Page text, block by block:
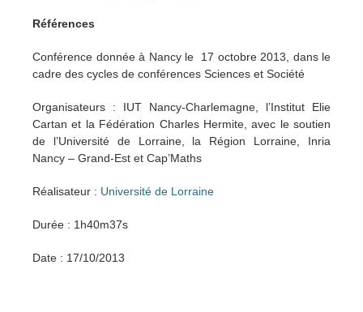
Références
Conférence donnée à Nancy le 17 octobre 2013, dans le
cadre des cycles de conférences Sciences et Société
Organisateurs : IUT Nancy-Charlemagne, l’Institut Elie
Cartan et la Fédération Charles Hermite, avec le soutien
de l’Université de Lorraine, la Région Lorraine, Inria
Nancy – Grand-Est et Cap’Maths
Réalisateur : Université de Lorraine
Durée : 1h40m37s
Date : 17/10/2013